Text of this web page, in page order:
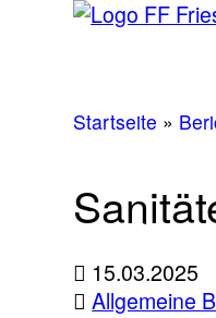
Startseite »
15.03.2025
Allgemeine